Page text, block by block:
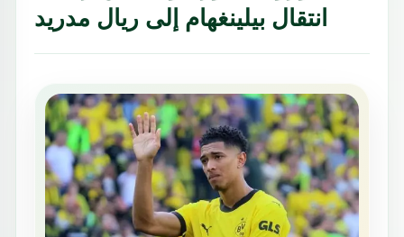
انتقال بيلينغهام إلى ريال مدريد